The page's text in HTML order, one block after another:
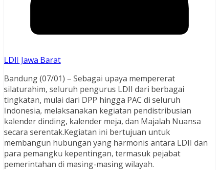
LDII Jawa Barat
Bandung (07/01) – Sebagai upaya mempererat
silaturahim, seluruh pengurus LDII dari berbagai
tingkatan, mulai dari DPP hingga PAC di seluruh
Indonesia, melaksanakan kegiatan pendistribusian
kalender dinding, kalender meja, dan Majalah Nuansa
secara serentak.Kegiatan ini bertujuan untuk
membangun hubungan yang harmonis antara LDII dan
para pemangku kepentingan, termasuk pejabat
pemerintahan di masing-masing wilayah.